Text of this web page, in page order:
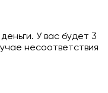
У вас будет 3
несоответствия